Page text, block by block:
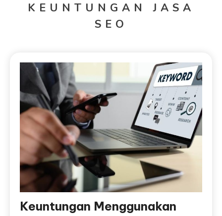
KEUNTUNGAN JASA
SEO
Keuntungan Menggunakan